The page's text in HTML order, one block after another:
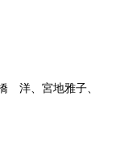
洋、宮地雅子、